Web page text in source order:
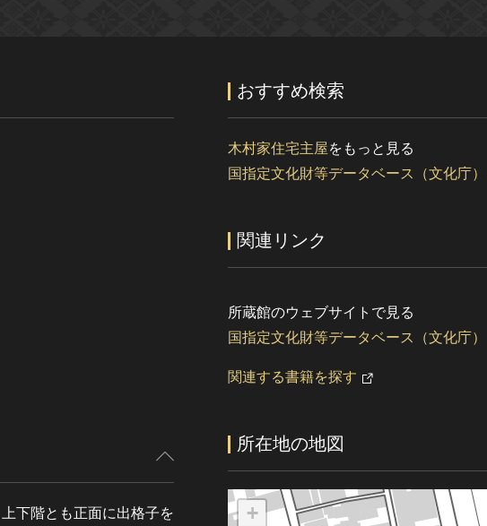
下階とも正面に出格子を
おすすめ検索
木村家住宅主屋をもっと見る
国指定文化財等データベース（文化庁）
関連リンク
所蔵館のウェブサイトで見る
国指定文化財等データベース（文化庁）
関連する書籍を探す
所在地の地図
+